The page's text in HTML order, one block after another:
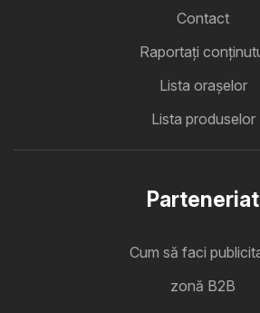
Contact
Raportați
Lista oraşelor
Lista produselor
Parteneriat
Cum să faci
zonă B2B